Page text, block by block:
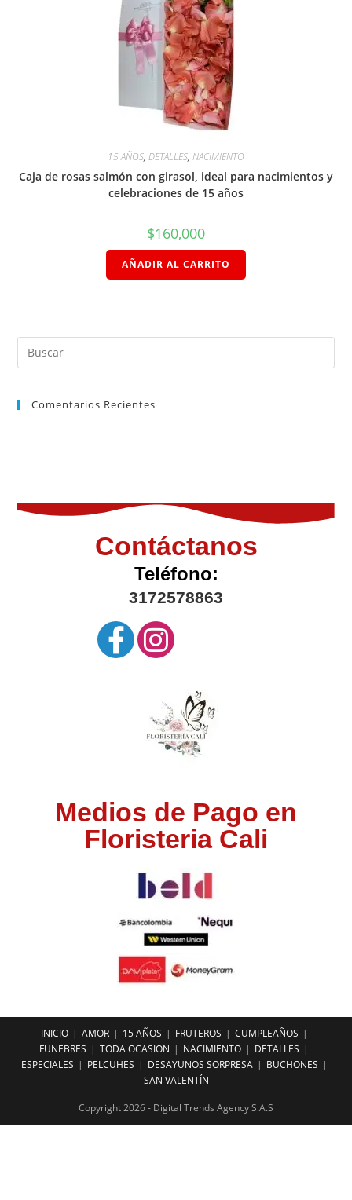
15 AÑOS, DETALLES, NACIMIENTO
Caja de rosas salmón con girasol, ideal para nacimientos y
celebraciones de 15 años
$160,000
AÑADIR AL CARRITO
Comentarios Recientes
Contáctanos
Teléfono:
3172578863
Medios de Pago en
Floristeria Cali
INICIO AMOR 15 AÑOS FRUTEROS
CUMPLEAÑOS
FUNEBRES
TODA OCASION NACIMIENTO
DETALLES
ESPECIALES
PELCUHES DESAYUNOS SORPRESA
BUCHONES
SAN VALENTÍN
Copyright 2026 - Digital Trends Agency S.A.S